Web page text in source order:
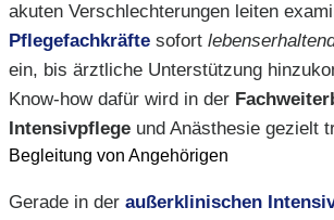
akuten Verschlechterungen leiten
Pflegefachkräfte sofort
ein, bis ärztliche Unterstützung
Know-how dafür wird in der
Intensivpflege und Anästhesie gezielt
Begleitung von Angehörigen
Gerade in der außerklinischen